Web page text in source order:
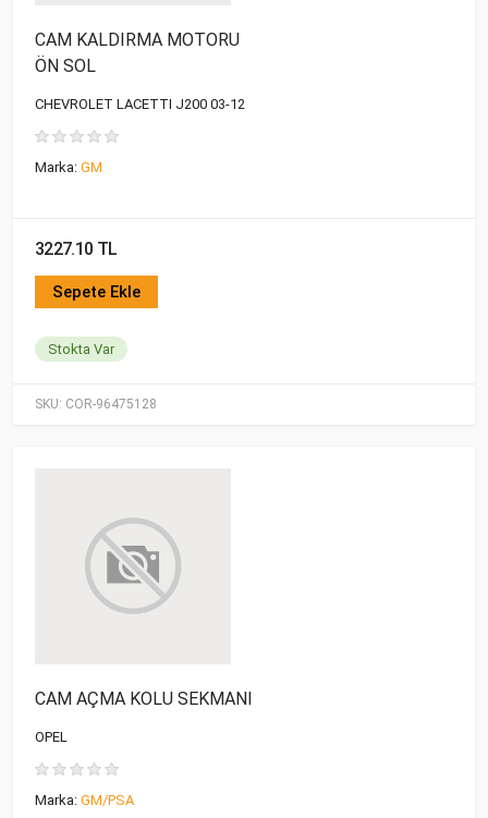
SKU: COR-96475128
CAM KALDIRMA MOTORU
ÖN SOL
CHEVROLET LACETTI J200 03-12
Marka: GM
3227.10 TL
Sepete Ekle
Stokta Var
CAM AÇMA KOLU SEKMANI
OPEL
Marka: GM/PSA